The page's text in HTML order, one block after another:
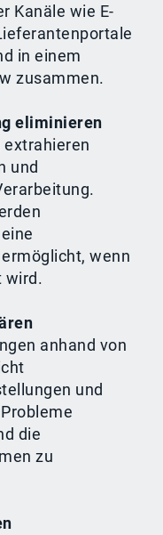
Kanäle wie E-
in einem
zusammen.
eliminieren
extrahieren
und
wenn
wird.
anhand von
und
die
zu